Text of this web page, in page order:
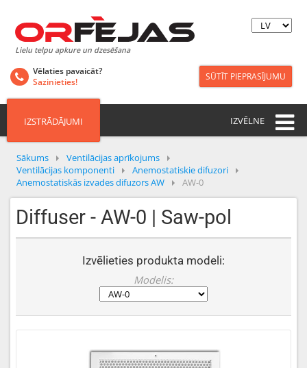
Lielu telpu apkure un dzesēšana
Vēlaties pavaicāt?
Sazinieties!
SŪTĪT PIEPRASĪJUMU
IZSTRĀDĀJUMI IZVĒLNE
Sākums
Ventilācijas aprīkojums
Ventilācijas komponenti
Anemostatiskie difuzori
Anemostatiskās izvades difuzors AW
AW-0
Diffuser - AW-0 | Saw-pol
Izvēlieties produkta modeli:
Modelis: